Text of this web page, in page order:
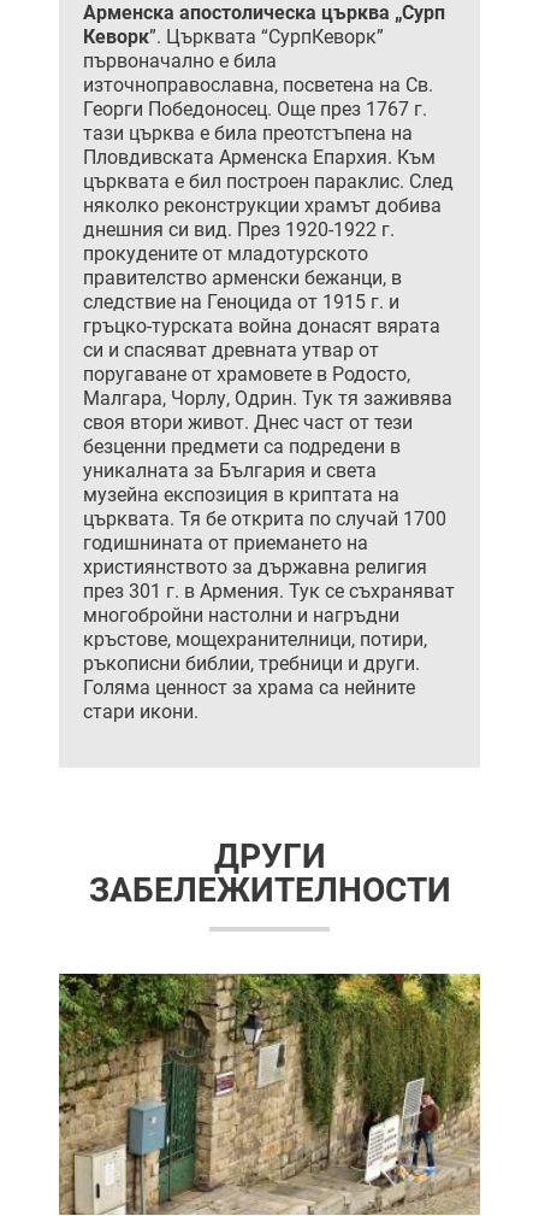
Арменска апостолическа църква „Сурп
Кеворк”. Църквата “СурпКеворк”
първоначално е била
източноправославна, посветена на Св.
Георги Победоносец. Още през 1767 г.
тази църква е била преотстъпена на
Пловдивската Арменска Епархия. Към
църквата е бил построен параклис. След
няколко реконструкции храмът добива
днешния си вид. През 1920-1922 г.
прокудените от младотурското
правителство арменски бежанци, в
следствие на Геноцида от 1915 г. и
гръцко-турската война донасят вярата
си и спасяват древната утвар от
поругаване от храмовете в Родосто,
Малгара, Чорлу, Одрин. Тук тя заживява
своя втори живот. Днес част от тези
безценни предмети са подредени в
уникалната за България и света
музейна експозиция в криптата на
църквата. Тя бе открита по случай 1700
годишнината от приемането на
християнството за държавна религия
през 301 г. в Армения. Тук се съхраняват
многобройни настолни и нагръдни
кръстове, мощехранителници, потири,
ръкописни библии, требници и други.
Голяма ценност за храма са нейните
стари икони.
ДРУГИ
ЗАБЕЛЕЖИТЕЛНОСТИ